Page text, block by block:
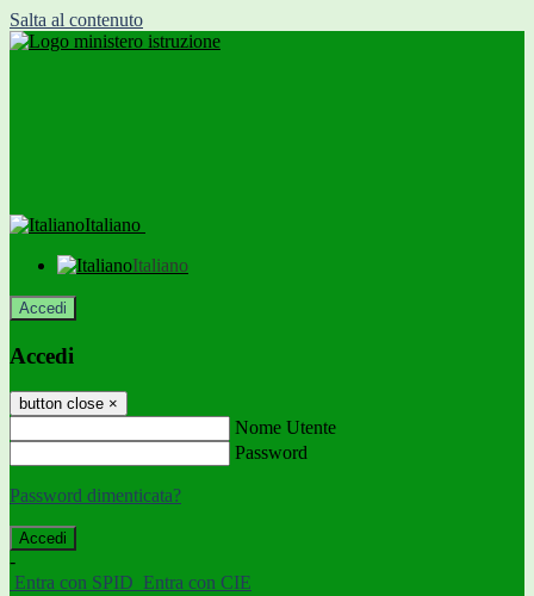
Salta al contenuto
Italiano
Italiano
Accedi
Accedi
button close ×
Nome Utente
Password
Password dimenticata?
-
Entra con SPID Entra con CIE